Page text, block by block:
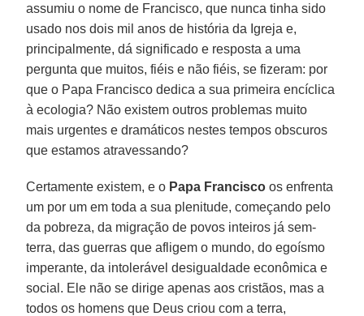
assumiu o nome de Francisco, que nunca tinha sido
usado nos dois mil anos de história da Igreja e,
principalmente, dá significado e resposta a uma
pergunta que muitos, fiéis e não fiéis, se fizeram: por
que o Papa Francisco dedica a sua primeira encíclica
à ecologia? Não existem outros problemas muito
mais urgentes e dramáticos nestes tempos obscuros
que estamos atravessando?
Certamente existem, e o Papa Francisco os enfrenta
um por um em toda a sua plenitude, começando pelo
da pobreza, da migração de povos inteiros já sem-
terra, das guerras que afligem o mundo, do egoísmo
imperante, da intolerável desigualdade econômica e
social. Ele não se dirige apenas aos cristãos, mas a
todos os homens que Deus criou com a terra,